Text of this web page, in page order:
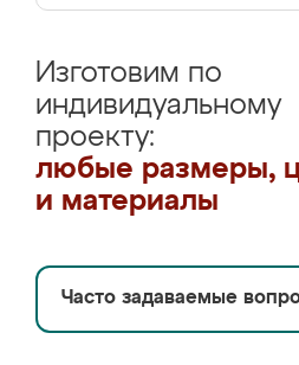
Изготовим по
индивидуальному
проекту:
любые размеры,
и материалы
Часто задаваемые